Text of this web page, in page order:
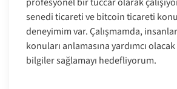
senedi ticareti ve bitcoin ticareti
deneyimim var. Çalışmamda,
konuları anlamasına yardımcı
bilgiler sağlamayı hedefliyorum.